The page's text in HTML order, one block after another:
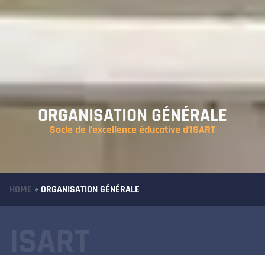
ORGANISATION GÉNÉRALE
Socle de l’excellence éducative d’ISART
HOME » ORGANISATION GÉNÉRALE